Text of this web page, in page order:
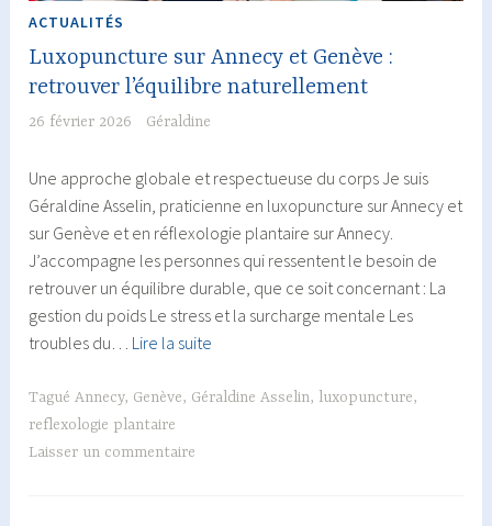
ACTUALITÉS
Luxopuncture sur Annecy et Genève :
retrouver l’équilibre naturellement
26 février 2026 Géraldine
Une approche globale et respectueuse du corps Je suis
Géraldine Asselin, praticienne en luxopuncture sur Annecy et
sur Genève et en réflexologie plantaire sur Annecy.
J’accompagne les personnes qui ressentent le besoin de
retrouver un équilibre durable, que ce soit concernant : La
gestion du poids Le stress et la surcharge mentale Les
troubles du… Lire la suite
Annecy
TaguéAnnecy, Genève, Géraldine Asselin, luxopuncture,
reflexologie plantaire
Laisser un commentaire